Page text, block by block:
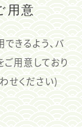
用意
きるよう、バ
ご用意しており
せください)